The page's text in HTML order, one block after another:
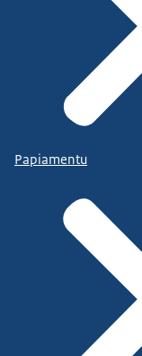
Papiamentu